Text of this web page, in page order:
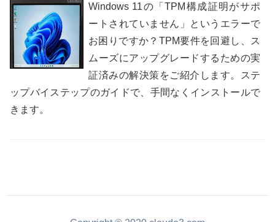
Windows 11の「TPM構成証明がサポ
ートされていません」というエラーで
お困りですか？TPM要件を回避し、ス
ムーズにアップグレードするための実
証済みの解決策をご紹介します。ステ
ップバイステップのガイドで、手間なくインストールで
きます。